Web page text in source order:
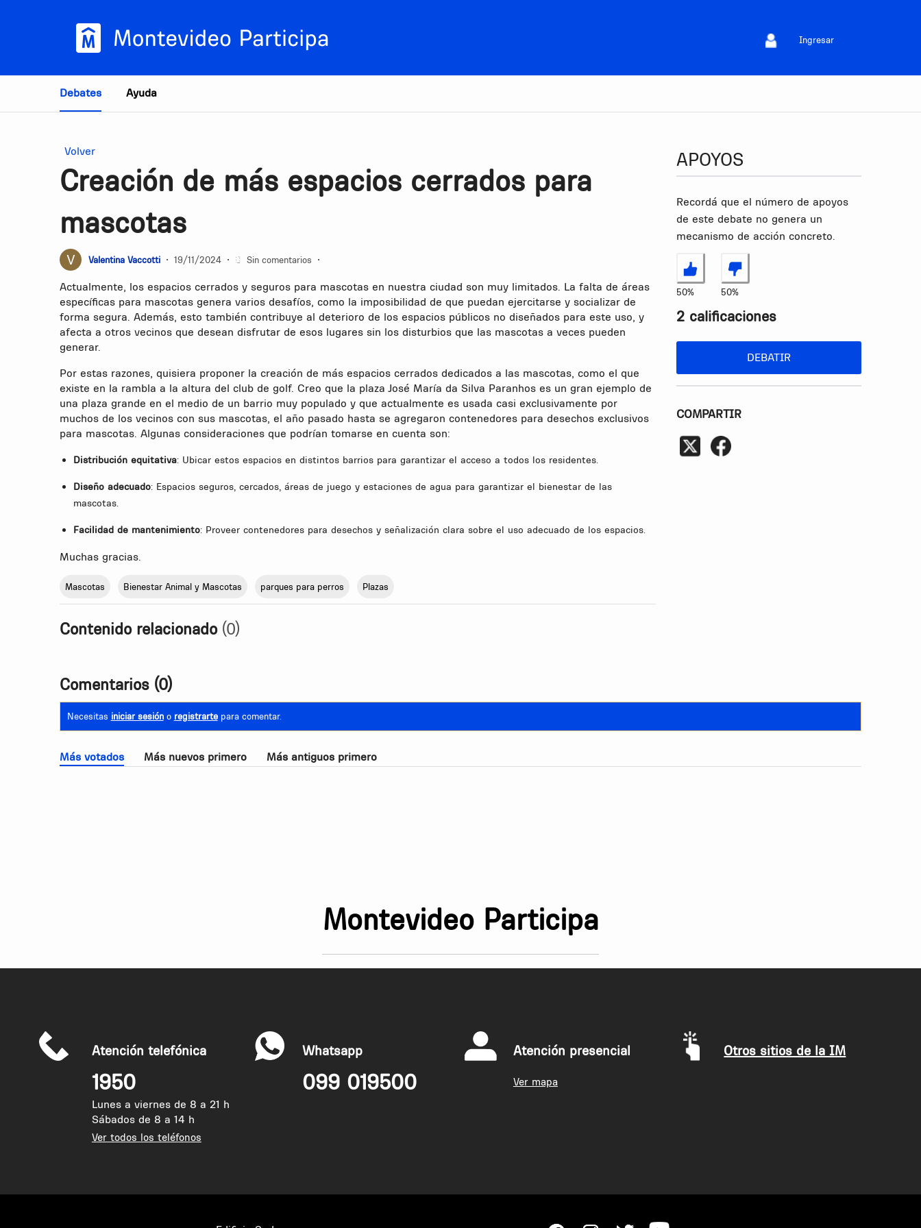
Ingresar
Debates Ayuda
Volver
Creación de más espacios cerrados para
mascotas
Valentina Vaccotti • 19/11/2024 • Sin comentarios •
Actualmente, los espacios cerrados y seguros para mascotas en nuestra ciudad son muy limitados. La falta de áreas
específicas para mascotas genera varios desafíos, como la imposibilidad de que puedan ejercitarse y socializar de
forma segura. Además, esto también contribuye al deterioro de los espacios públicos no diseñados para este uso, y
afecta a otros vecinos que desean disfrutar de esos lugares sin los disturbios que las mascotas a veces pueden
generar.
Por estas razones, quisiera proponer la creación de más espacios cerrados dedicados a las mascotas, como el que
existe en la rambla a la altura del club de golf. Creo que la plaza José María da Silva Paranhos es un gran ejemplo de
una plaza grande en el medio de un barrio muy populado y que actualmente es usada casi exclusivamente por
muchos de los vecinos con sus mascotas, el año pasado hasta se agregaron contenedores para desechos exclusivos
para mascotas. Algunas consideraciones que podrían tomarse en cuenta son:
Distribución equitativa: Ubicar estos espacios en distintos barrios para garantizar el acceso a todos los residentes.
Diseño adecuado: Espacios seguros, cercados, áreas de juego y estaciones de agua para garantizar el bienestar de las
mascotas.
Facilidad de mantenimiento: Proveer contenedores para desechos y señalización clara sobre el uso adecuado de los espacios.
Muchas gracias.
Mascotas Bienestar Animal y Mascotas parques para perros Plazas
Contenido relacionado (0)
APOYOS
Recordá que el número de apoyos
de este debate no genera un
mecanismo de acción concreto.
Estoy de acuerdo
50% No estoy de acuerdo
50%
2 calificaciones
DEBATIR
COMPARTIR
Comentarios (0)
Necesitas iniciar sesióno registrartepara comentar.
Más votados Más nuevos primero Más antiguos primero
Montevideo Participa
Atención telefónica
1950
Lunes a viernes de 8 a 21 h
Sábados de 8 a 14 h
Ver todos los teléfonos
Whatsapp
099 019500
Atención presencial
Ver mapa
Otros sitios de la IM